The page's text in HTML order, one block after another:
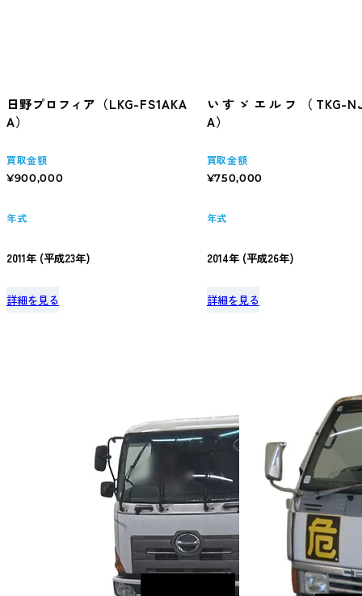
日野プロフィア（LKG-FS1AKA
A）
買取金額
¥900,000
年式
2011年 (平成23年)
詳細を見る
いすゞエルフ（TKG-
A）
買取金額
¥750,000
年式
2014年 (平成26年)
詳細を見る